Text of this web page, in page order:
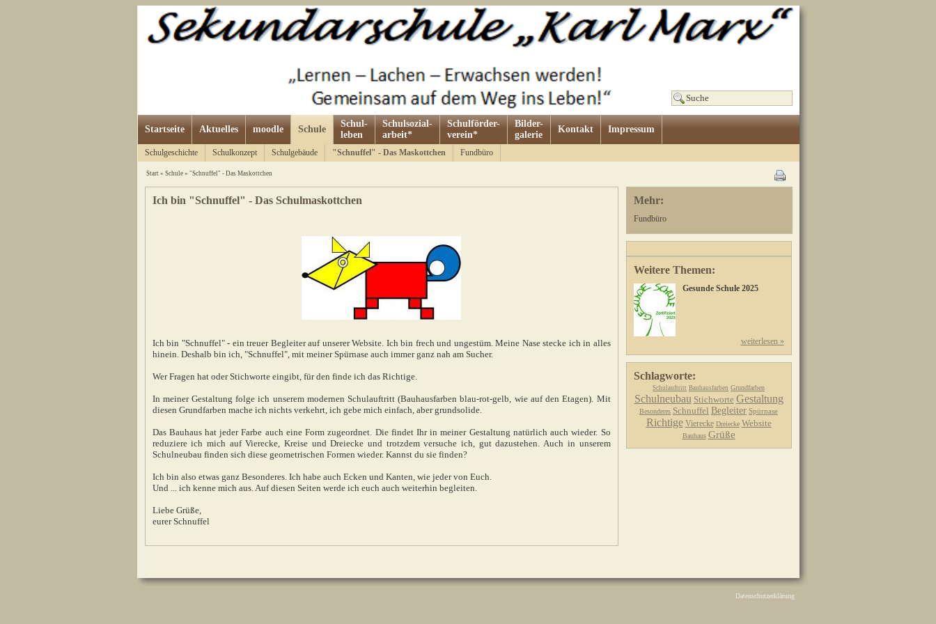
Startseite Aktuelles moodle Schule
Schul-
leben
Schulsozial-
arbeit*
Schulförder-
verein*
Bilder-
galerie
Kontakt Impressum
Schulgeschichte Schulkonzept Schulgebäude "Schnuffel" - Das Maskottchen Fundbüro
Start» Schule» "Schnuffel" - Das Maskottchen
Mehr:
Fundbüro
Weitere Themen:
Gesunde Schule 2025
weiterlesen »
Schlagworte:
Schulauftritt Bauhausfarben Grundfarben
Schulneubau Stichworte Gestaltung
Besonderes Schnuffel Begleiter Spürnase
Richtige Vierecke Dreiecke Website
Bauhaus Grüße
Ich bin "Schnuffel" - Das Schulmaskottchen
Ich bin "Schnuffel" - ein treuer Begleiter auf unserer Website. Ich bin frech und ungestüm. Meine Nase stecke ich in alles
hinein. Deshalb bin ich, "Schnuffel", mit meiner Spürnase auch immer ganz nah am Sucher.
Wer Fragen hat oder Stichworte eingibt, für den finde ich das Richtige.
In meiner Gestaltung folge ich unserem modernen Schulauftritt (Bauhausfarben blau-rot-gelb, wie auf den Etagen). Mit
diesen Grundfarben mache ich nichts verkehrt, ich gebe mich einfach, aber grundsolide.
Das Bauhaus hat jeder Farbe auch eine Form zugeordnet. Die findet Ihr in meiner Gestaltung natürlich auch wieder. So
reduziere ich mich auf Vierecke, Kreise und Dreiecke und trotzdem versuche ich, gut dazustehen. Auch in unserem
Schulneubau finden sich diese geometrischen Formen wieder. Kannst du sie finden?
Ich bin also etwas ganz Besonderes. Ich habe auch Ecken und Kanten, wie jeder von Euch.
Und ... ich kenne mich aus. Auf diesen Seiten werde ich euch auch weiterhin begleiten.
Liebe Grüße,
eurer Schnuffel
Datenschutzerklärung